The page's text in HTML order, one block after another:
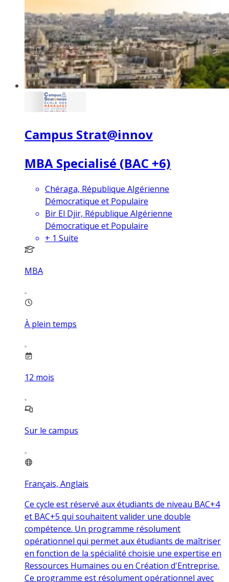
Campus Strat@innov
MBA Specialisé (BAC +6)
Chéraga, République Algérienne
Démocratique et Populaire
Bir El Djir, République Algérienne
Démocratique et Populaire
+ 1 Suite
MBA
À plein temps
12 mois
Sur le campus
Français, Anglais
Ce cycle est réservé aux étudiants de niveau BAC+4
et BAC+5 qui souhaitent valider une double
compétence. Un programme résolument
opérationnel qui permet aux étudiants de maîtriser
en fonction de la spécialité choisie une expertise en
Ressources Humaines ou en Création d'Entreprise.
Ce programme est résolument opérationnel avec